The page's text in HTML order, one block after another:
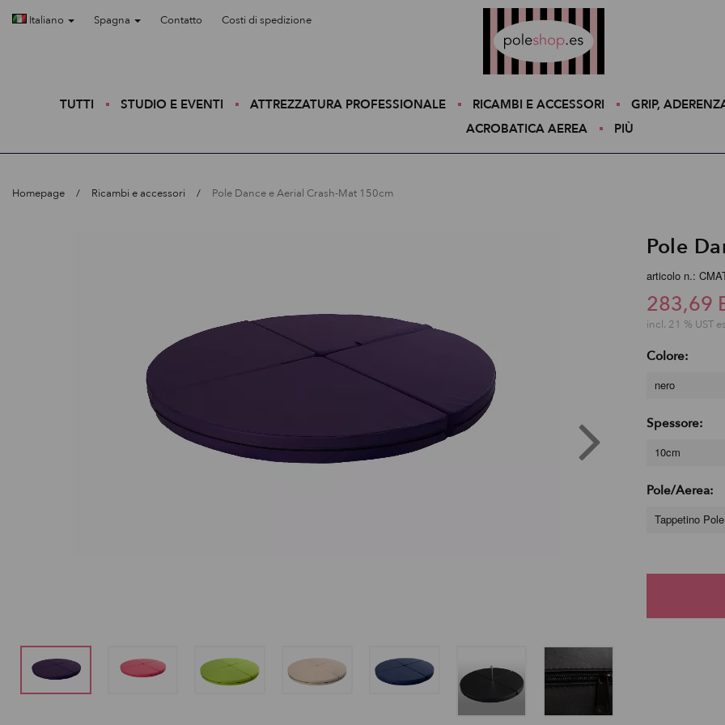
Italiano Spagna Contatto Costi di spedizione
TUTTI STUDIO E EVENTI ATTREZZATURA PROFESSIONALE RICAMBI E ACCESSORI GRIP,
ACROBATICA AEREA
PIÙ
Homepage Ricambi e accessori Pole Dance e Aerial Crash-Mat 150cm
Pole
articolo n.:
283,69
incl. 21 % UST
Colore:
nero
Spessore:
10cm
Pole/Aerea:
Tappetino